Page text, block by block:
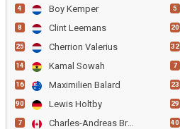
4 Boy Kemper
8 Clint Leemans
25 Cherrion Valerius
14 Kamal Sowah
16 Maximilien Balard
90 Lewis Holtby
7 Charles-Andreas Brym
5
20
32
7
23
29
40